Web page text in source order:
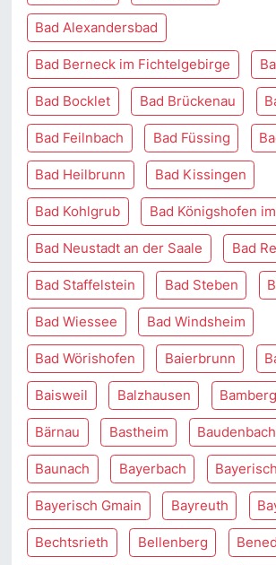
Bad Alexandersbad
Bad Berneck im Fichtelgebirge
Bad Bocklet Bad Brückenau
Bad Feilnbach Bad Füssing
Bad Heilbrunn Bad Kissingen
Bad Kohlgrub Bad Königshofen
Bad Neustadt an der Saale Bad
Bad Staffelstein Bad Steben
Bad Wiessee Bad Windsheim
Bad Wörishofen Baierbrunn
Baisweil Balzhausen Bamberg
Bärnau Bastheim Baudenbach
Baunach Bayerbach
Bayerisch Gmain Bayreuth
Bechtsrieth Bellenberg